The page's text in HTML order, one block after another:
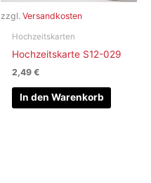
zzgl. Versandkosten
Hochzeitskarten
Hochzeitskarte S12-029
2,49€
In den Warenkorb